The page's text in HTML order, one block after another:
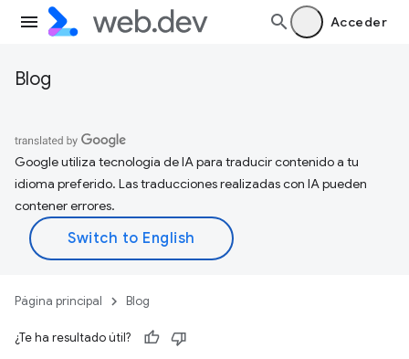
Acceder
Blog
Google utiliza tecnología de IA para traducir contenido a tu
idioma preferido. Las traducciones realizadas con IA pueden
contener errores.
Página principal Blog
¿Te ha resultado útil?